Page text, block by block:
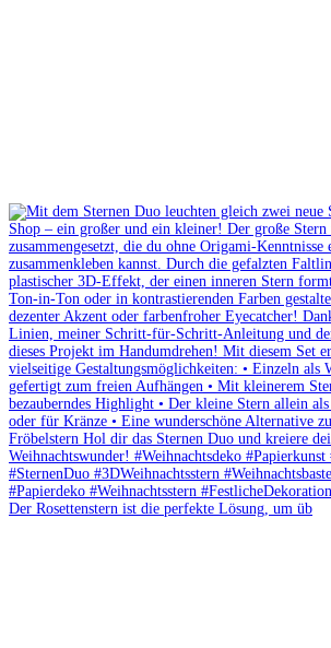
Der Rosettenstern ist die perfekte Lösung, um üb